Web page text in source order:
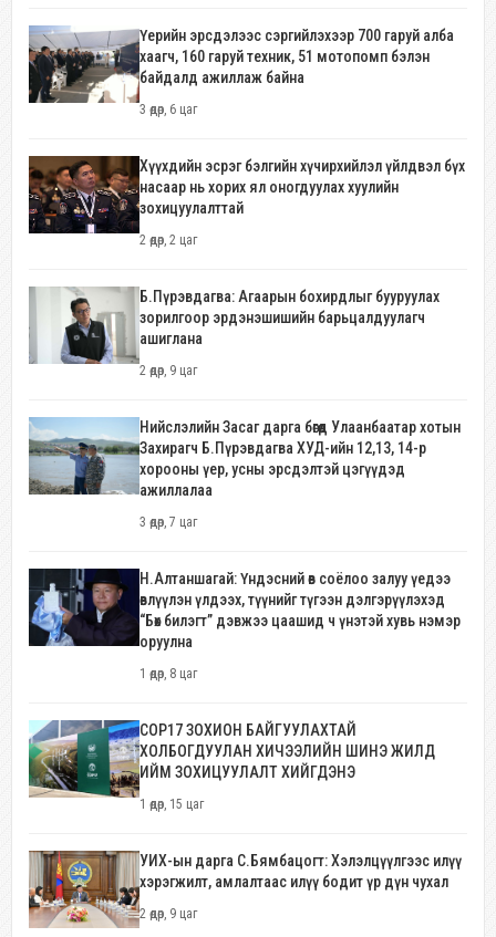
Үерийн эрсдэлээс сэргийлэхээр 700 гаруй алба
хаагч, 160 гаруй техник, 51 мотопомп бэлэн
байдалд ажиллаж байна
3 өдөр, 6 цаг
Хүүхдийн эсрэг бэлгийн хүчирхийлэл үйлдвэл бүх
насаар нь хорих ял оногдуулах хуулийн
зохицуулалттай
2 өдөр, 2 цаг
Б.Пүрэвдагва: Агаарын бохирдлыг бууруулах
зорилгоор эрдэнэшишийн барьцалдуулагч
ашиглана
2 өдөр, 9 цаг
Нийслэлийн Засаг дарга бөгөөд Улаанбаатар хотын
Захирагч Б.Пүрэвдагва ХУД-ийн 12,13, 14-р
хорооны үер, усны эрсдэлтэй цэгүүдэд
ажиллалаа
3 өдөр, 7 цаг
Н.Алтаншагай: Үндэсний өв соёлоо залуу үедээ
өвлүүлэн үлдээх, түүнийг түгээн дэлгэрүүлэхэд
“Бөх билэгт” дэвжээ цаашид ч үнэтэй хувь нэмэр
оруулна
1 өдөр, 8 цаг
COP17 ЗОХИОН БАЙГУУЛАХТАЙ
ХОЛБОГДУУЛАН ХИЧЭЭЛИЙН ШИНЭ ЖИЛД
ИЙМ ЗОХИЦУУЛАЛТ ХИЙГДЭНЭ
1 өдөр, 15 цаг
УИХ-ын дарга С.Бямбацогт: Хэлэлцүүлгээс илүү
хэрэгжилт, амлалтаас илүү бодит үр дүн чухал
2 өдөр, 9 цаг